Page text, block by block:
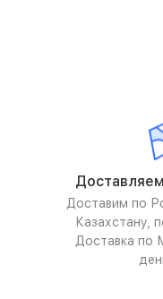
Доставим по
Казахстану,
Доставка по